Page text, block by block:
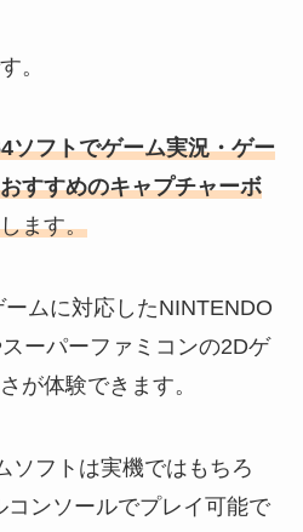
。
ソフトでゲーム実況・ゲー
すすめのキャプチャーボ
ます。
ムに対応したNINTENDO
ーパーファミコンの2Dゲ
が体験できます。
ソフトは実機ではもちろ
コンソールでプレイ可能で